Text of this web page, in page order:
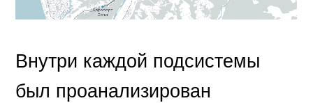
Внутри каждой подсистемы
был проанализирован